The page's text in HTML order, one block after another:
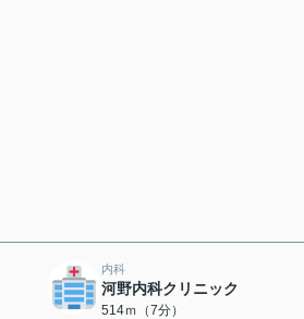
内科
河野内科クリニック
514ｍ（7分）